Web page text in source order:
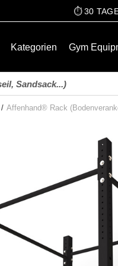
⏱️ 30
Kategorien Gym
/ Affenhand® Rack